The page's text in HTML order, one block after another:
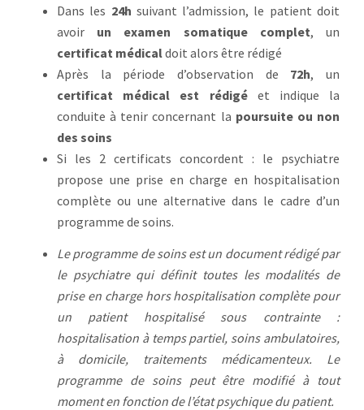
Dans les 24h suivant l’admission, le patient doit
avoir un examen somatique complet, un
certificat médicaldoit alors être rédigé
Après la période d’observation de 72h, un
certificat médical est rédigéet indique la
conduite à tenir concernant la poursuite ou non
des soins
Si les 2 certificats concordent : le psychiatre
propose une prise en charge en hospitalisation
complète ou une alternative dans le cadre d’un
programme de soins.
Le programme de soins est un document rédigé par
le psychiatre qui définit toutes les modalités de
prise en charge hors hospitalisation complète pour
un patient hospitalisé sous contrainte :
hospitalisation à temps partiel, soins ambulatoires,
à domicile, traitements médicamenteux. Le
programme de soins peut être modifié à tout
moment en fonction de l’état psychique du patient.